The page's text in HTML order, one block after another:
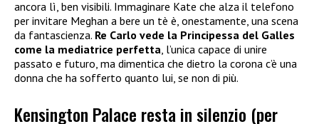
ancora lì, ben visibili. Immaginare Kate che alza il telefono
per invitare Meghan a bere un tè è, onestamente, una scena
da fantascienza. Re Carlo vede la Principessa del Galles
come la mediatrice perfetta, l’unica capace di unire
passato e futuro, ma dimentica che dietro la corona c’è una
donna che ha sofferto quanto lui, se non di più.
Kensington Palace resta in silenzio (per